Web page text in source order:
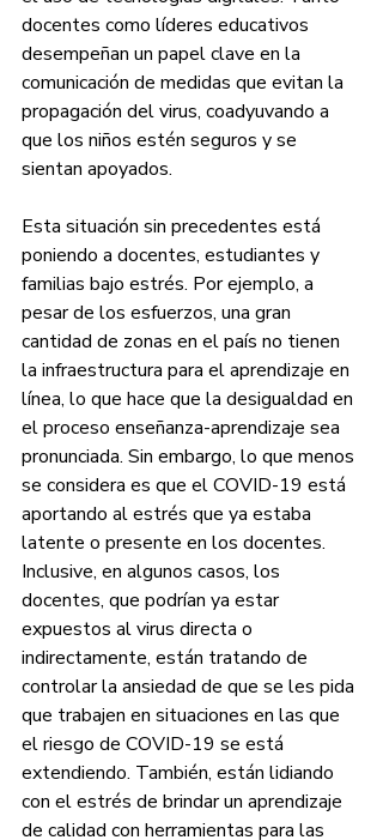
docentes como líderes educativos
desempeñan un papel clave en la
comunicación de medidas que evitan la
propagación del virus, coadyuvando a
que los niños estén seguros y se
sientan apoyados.
Esta situación sin precedentes está
poniendo a docentes, estudiantes y
familias bajo estrés. Por ejemplo, a
pesar de los esfuerzos, una gran
cantidad de zonas en el país no tienen
la infraestructura para el aprendizaje en
línea, lo que hace que la desigualdad en
el proceso enseñanza-aprendizaje sea
pronunciada. Sin embargo, lo que menos
se considera es que el COVID-19 está
aportando al estrés que ya estaba
latente o presente en los docentes.
Inclusive, en algunos casos, los
docentes, que podrían ya estar
expuestos al virus directa o
indirectamente, están tratando de
controlar la ansiedad de que se les pida
que trabajen en situaciones en las que
el riesgo de COVID-19 se está
extendiendo. También, están lidiando
con el estrés de brindar un aprendizaje
de calidad con herramientas para las